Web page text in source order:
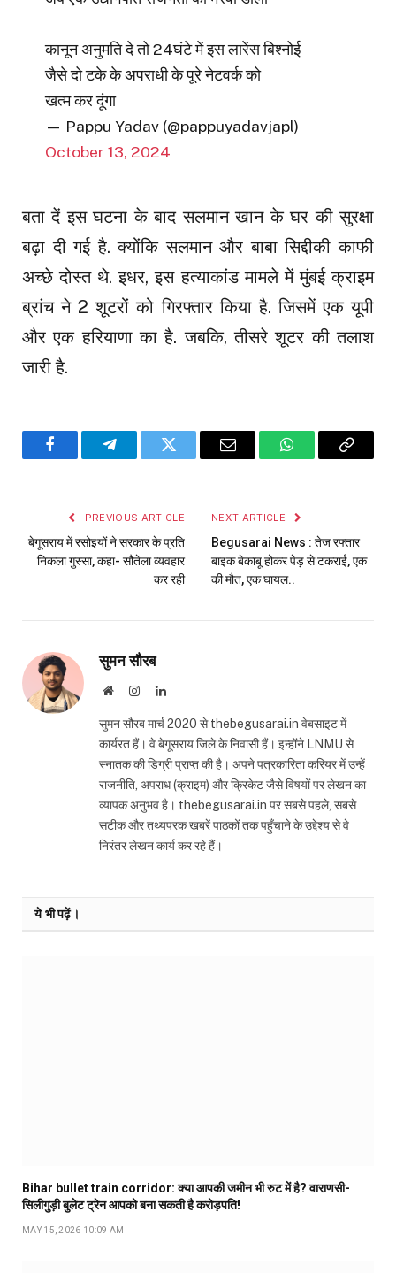
कानून अनुमति दे तो 24घंटे में इस लारेंस बिश्नोई
जैसे दो टके के अपराधी के पूरे नेटवर्क को
खत्म कर दूंगा
— Pappu Yadav (@pappuyadavjapl)
October 13, 2024
बता दें इस घटना के बाद सलमान खान के घर की सुरक्षा
बढ़ा दी गई है. क्योंकि सलमान और बाबा सिद्दीकी काफी
अच्छे दोस्त थे. इधर, इस हत्याकांड मामले में मुंबई क्राइम
ब्रांच ने 2 शूटरों को गिरफ्तार किया है. जिसमें एक यूपी
और एक हरियाणा का है. जबकि, तीसरे शूटर की तलाश
जारी है.
FacebookTelegramTwitter Email WhatsAppCopy
PREVIOUS ARTICLE
बेगूसराय में रसोइयों ने सरकार के प्रति
निकला गुस्सा, कहा- सौतेला व्यवहार
कर रही
NEXT ARTICLE
Begusarai News : तेज रफ्तार
बाइक बेकाबू होकर पेड़ से टकराई, एक
की मौत, एक घायल..
सुमन सौरब
WebsiteInstagramLinkedIn
सुमन सौरब मार्च 2020 से thebegusarai.in वेबसाइट में
कार्यरत हैं। वे बेगूसराय जिले के निवासी हैं। इन्होंने LNMU से
स्नातक की डिग्री प्राप्त की है। अपने पत्रकारिता करियर में उन्हें
राजनीति, अपराध (क्राइम) और क्रिकेट जैसे विषयों पर लेखन का
व्यापक अनुभव है। thebegusarai.in पर सबसे पहले, सबसे
सटीक और तथ्यपरक खबरें पाठकों तक पहुँचाने के उद्देश्य से वे
निरंतर लेखन कार्य कर रहे हैं।
ये भी पढ़ें।
Bihar bullet train corridor: क्या आपकी जमीन भी रुट में है? वाराणसी-
सिलीगुड़ी बुलेट ट्रेन आपको बना सकती है करोड़पति!
MAY 15, 2026 10:09 AM